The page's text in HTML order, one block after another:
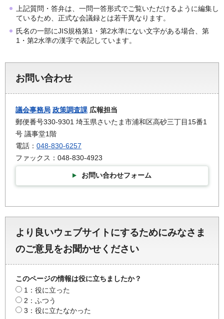
上記質問・答弁は、一問一答形式でご覧いただけるように編集し
ているため、正式な会議録とは若干異なります。
氏名の一部にJIS規格第1・第2水準にない文字がある場合、第
1・第2水準の漢字で表記しています。
お問い合わせ
議会事務局 政策調査課 広報担当
郵便番号330-9301 埼玉県さいたま市浦和区高砂三丁目15番1
号 議事堂1階
電話： 048-830-6257
ファックス：048-830-4923
お問い合わせフォーム
より良いウェブサイトにするためにみなさま
のご意見をお聞かせください
このページの情報は役に立ちましたか？
1：役に立った
2：ふつう
3：役に立たなかった